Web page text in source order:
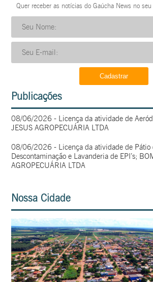
Quer receber as notícias do Gaúcha News no seu
Publicações
08/06/2026 - Licença da atividade de
JESUS AGROPECUÁRIA LTDA
08/06/2026 - Licença da atividade de Pátio
Descontaminação e Lavanderia de EPI’s;
AGROPECUÁRIA LTDA
Nossa Cidade